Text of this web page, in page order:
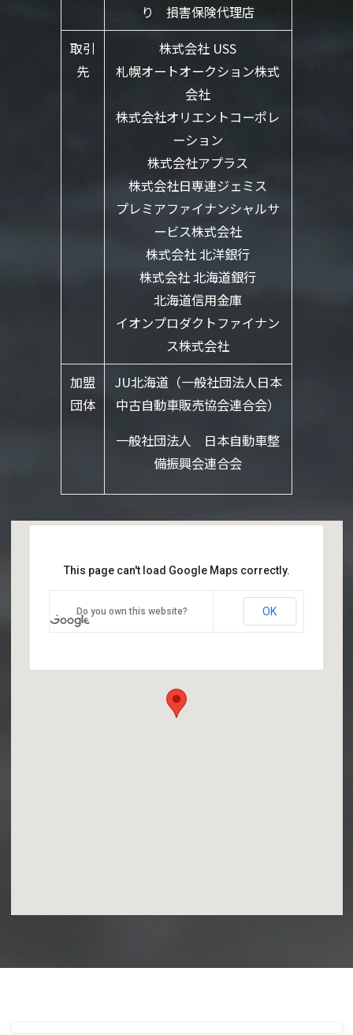
り 損害保険代理店
取引
先
株式会社 USS
札幌オートオークション株式
会社
株式会社オリエントコーポレ
ーション
株式会社アプラス
株式会社日専連ジェミス
プレミアファイナンシャルサ
ービス株式会社
株式会社 北洋銀行
株式会社 北海道銀行
北海道信用金庫
イオンプロダクトファイナン
ス株式会社
加盟
団体
JU北海道（一般社団法人日本
中古自動車販売協会連合会）
一般社団法人 日本自動車整
備振興会連合会
This page can't load Google Maps correctly.
Do you own this website? OK